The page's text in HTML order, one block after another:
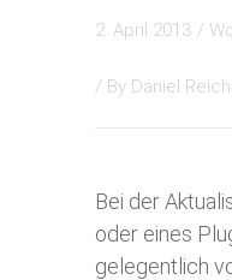
2. April 2013 /
/ By Daniel
Bei der
oder eines
gelegentlich